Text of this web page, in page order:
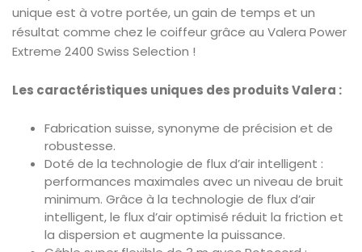
unique est à votre portée, un gain de temps et un
résultat comme chez le coiffeur grâce au Valera Power
Extreme 2400 Swiss Selection !
Les caractéristiques uniques des produits Valera :
Fabrication suisse, synonyme de précision et de
robustesse.
Doté de la technologie de flux d’air intelligent :
performances maximales avec un niveau de bruit
minimum. Grâce à la technologie de flux d’air
intelligent, le flux d’air optimisé réduit la friction et
la dispersion et augmente la puissance.